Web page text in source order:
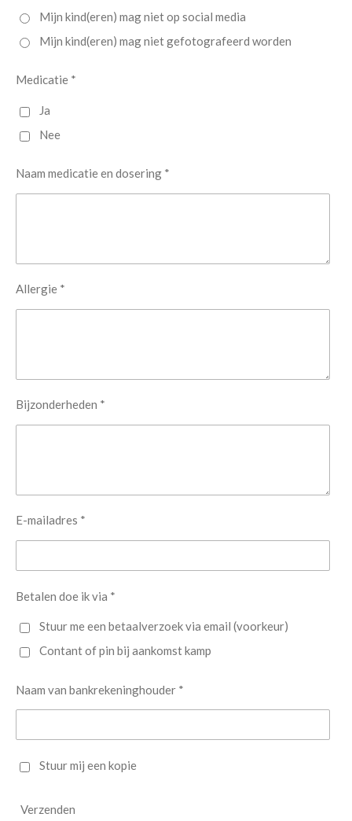
Mijn kind(eren) mag niet op social media
Mijn kind(eren) mag niet gefotografeerd worden
Medicatie *
Ja
Nee
Naam medicatie en dosering *
Allergie *
Bijzonderheden *
E-mailadres *
Betalen doe ik via *
Stuur me een betaalverzoek via email (voorkeur)
Contant of pin bij aankomst kamp
Naam van bankrekeninghouder *
Stuur mij een kopie
Verzenden